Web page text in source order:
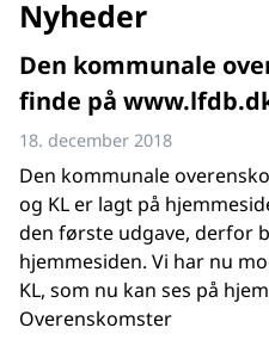
Nyheder
Den kommunale
finde på
18. december 2018
Den kommunale
og KL er lagt på
den første udgave, derfor
hjemmesiden. Vi har nu
KL, som nu kan ses på
Overenskomster